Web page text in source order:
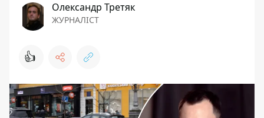
Олександр Третяк
ЖУРНАЛІСТ
👍